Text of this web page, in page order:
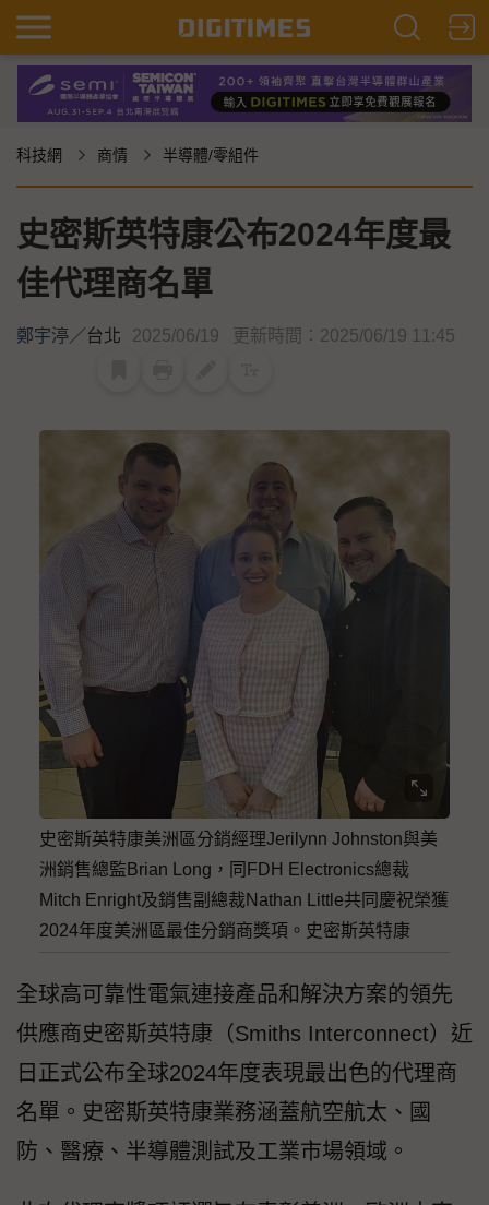
科技網 商情 半導體/零組件
史密斯英特康公布2024年度最
佳代理商名單
鄭宇渟 ／台北 2025/06/19 更新時間：2025/06/19 11:45
史密斯英特康美洲區分銷經理Jerilynn Johnston與美
洲銷售總監Brian Long，同FDH Electronics總裁
Mitch Enright及銷售副總裁Nathan Little共同慶祝榮獲
2024年度美洲區最佳分銷商獎項。史密斯英特康
全球高可靠性電氣連接產品和解決方案的領先
供應商史密斯英特康（Smiths Interconnect）近
日正式公布全球2024年度表現最出色的代理商
名單。史密斯英特康業務涵蓋航空航太、國
防、醫療、半導體測試及工業市場領域。